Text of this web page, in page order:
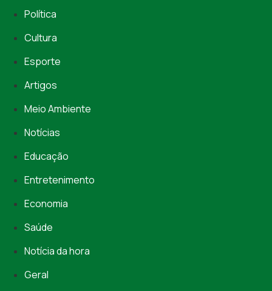
Política
Cultura
Esporte
Artigos
Meio Ambiente
Notícias
Educação
Entretenimento
Economia
Saúde
Notícia da hora
Geral